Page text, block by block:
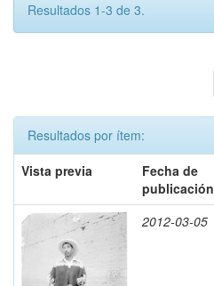
Resultados 1-3 de 3.
Resultados por ítem:
Vista previa
Fecha de
publicación
2012-03-05